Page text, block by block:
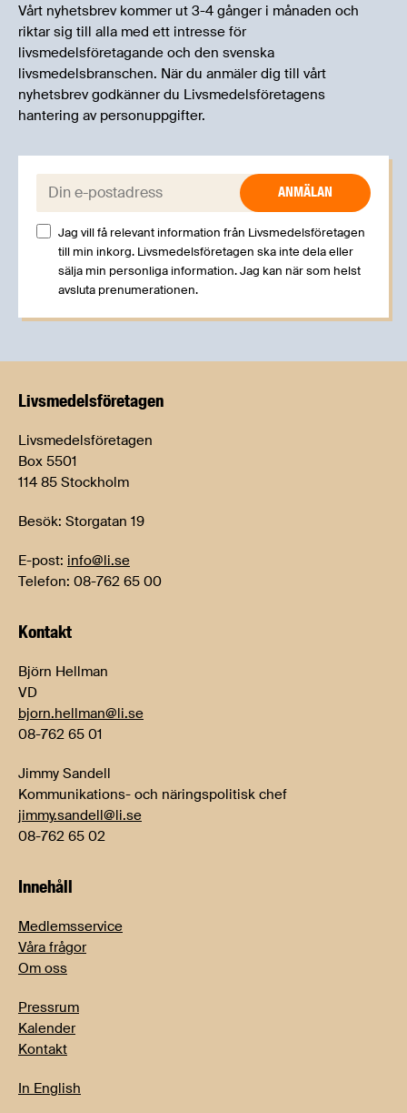
Vårt nyhetsbrev kommer ut 3-4 gånger i månaden och
riktar sig till alla med ett intresse för
livsmedelsföretagande och den svenska
livsmedelsbranschen. När du anmäler dig till vårt
nyhetsbrev godkänner du Livsmedelsföretagens
hantering av personuppgifter.
E-post:
Jag vill få relevant information från Livsmedelsföretagen
till min inkorg. Livsmedelsföretagen ska inte dela eller
sälja min personliga information. Jag kan när som helst
avsluta prenumerationen.
Livsmedels­företagen
Livsmedelsföretagen
Box 5501
114 85 Stockholm
Besök: Storgatan 19
E-post: info@li.se
Telefon: 08-762 65 00
Kontakt
Björn Hellman
VD
bjorn.hellman@li.se
08-762 65 01
Jimmy Sandell
Kommunikations- och näringspolitisk chef
jimmy.sandell@li.se
08-762 65 02
Innehåll
Medlemsservice
Våra frågor
Om oss
Pressrum
Kalender
Kontakt
In English